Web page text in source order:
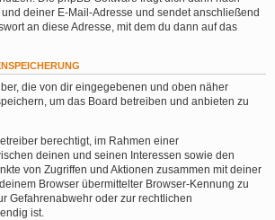
deiner E-Mail-Adresse und sendet anschließend
an diese Adresse, mit dem du dann auf das
die von dir eingegebenen und oben näher
um das Board betreiben und anbieten zu
berechtigt, im Rahmen einer
deinen und seinen Interessen sowie den
von Zugriffen und Aktionen zusammen mit deiner
Browser übermittelter Browser-Kennung zu
Gefahrenabwehr oder zur rechtlichen
ist.